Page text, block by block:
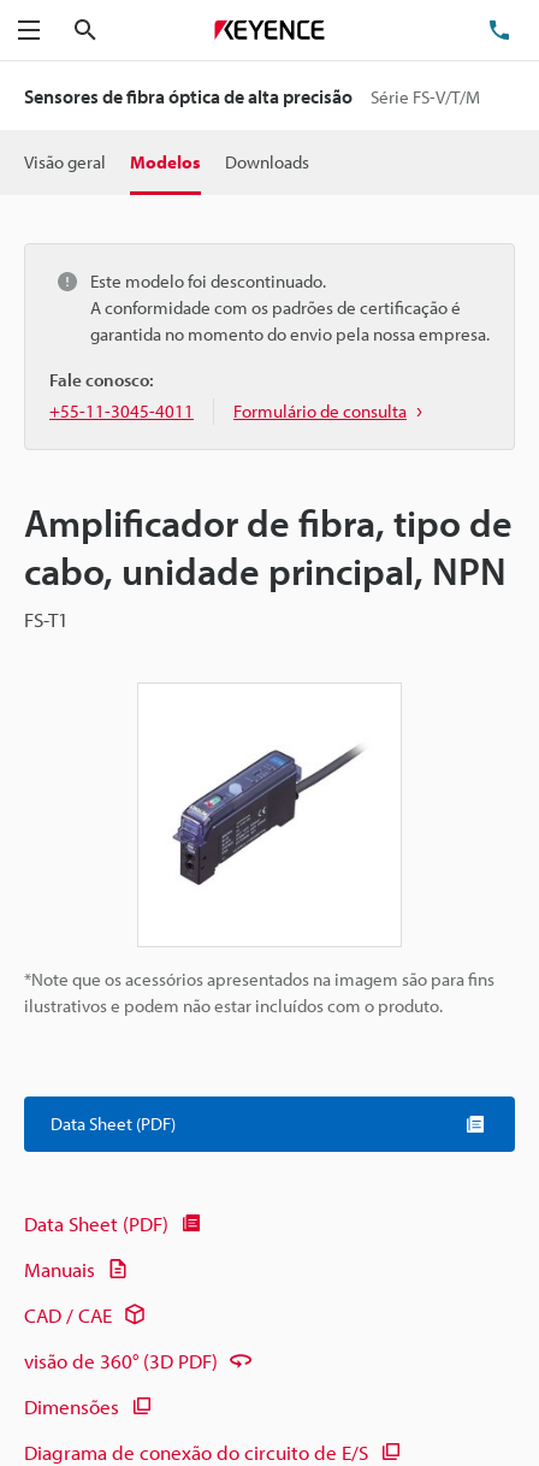
Menu
Sensores de fibra óptica de alta precisão Série FS-V/T/M
Visão geral Modelos Downloads
Este modelo foi descontinuado.
A conformidade com os padrões de certificação é
garantida no momento do envio pela nossa empresa.
Fale conosco:
+55-11-3045-4011
Formulário de consulta
Amplificador de fibra, tipo de
cabo, unidade principal, NPN
FS-T1
*Note que os acessórios apresentados na imagem são para fins
ilustrativos e podem não estar incluídos com o produto.
Data Sheet (PDF)
Data Sheet (PDF)
Manuais
CAD / CAE
visão de 360° (3D PDF)
Dimensões
Diagrama de conexão do circuito de E/S